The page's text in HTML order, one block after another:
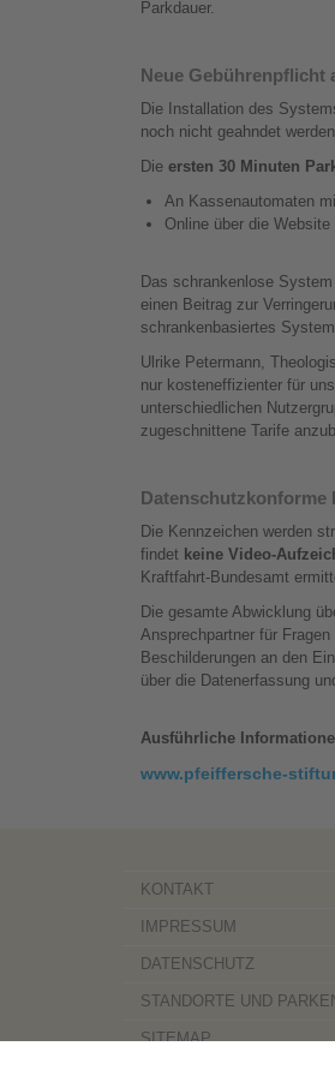
Parkdauer.
Neue Gebührenpflicht
Die Installation des
noch nicht geahndet
Die ersten 30 Minuten
An Kassenautomaten
Online über die
Das schrankenlose
einen Beitrag zur
schrankenbasiertes
Ulrike Petermann,
nur kosteneffizienter für
unterschiedlichen
zugeschnittene Tarife
Datenschutzkonforme
Die Kennzeichen werden
findet keine Video-
Kraftfahrt-Bundesamt
Die gesamte Abwicklung
Ansprechpartner für
Beschilderungen an den
über die Datenerfassung
Ausführliche
www.pfeiffersche-
KONTAKT
IMPRESSUM
DATENSCHUTZ
STANDORTE UND
SITEMAP